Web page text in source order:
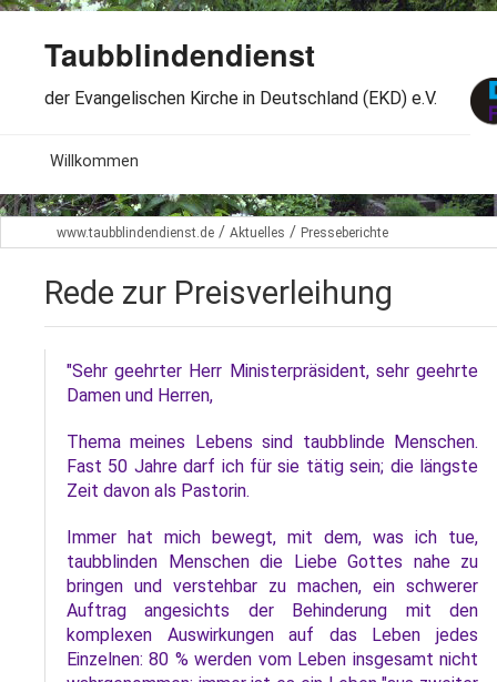
Taubblindendienst
der Evangelischen Kirche in Deutschland (EKD) e.V.
Willkommen
Aktuelles
Arbeitsbereiche
Spenden
Dabeisein
Kontakt
www.taubblindendienst.de / Aktuelles / Presseberichte
Rede zur Preisverleihung
"Sehr geehrter Herr Ministerpräsident, sehr geehrte
Damen und Herren,
Thema meines Lebens sind taubblinde Menschen.
Fast 50 Jahre darf ich für sie tätig sein; die längste
Zeit davon als Pastorin.
Immer hat mich bewegt, mit dem, was ich tue,
taubblinden Menschen die Liebe Gottes nahe zu
bringen und verstehbar zu machen, ein schwerer
Auftrag angesichts der Behinderung mit den
komplexen Auswirkungen auf das Leben jedes
Einzelnen: 80 % werden vom Leben insgesamt nicht